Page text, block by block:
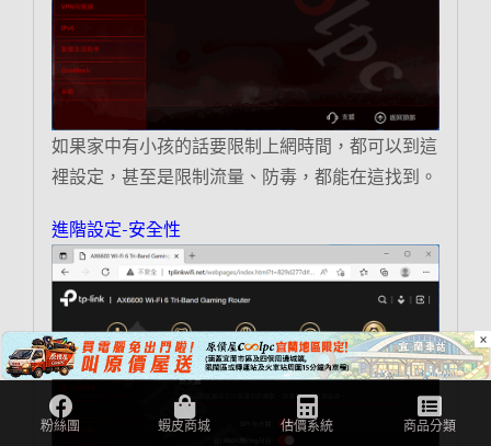
如果家中有小孩的話要限制上網時間，都可以到這
裡設定，甚至是限制流量、防毒，都能在這找到。
進階設定-安全性
×